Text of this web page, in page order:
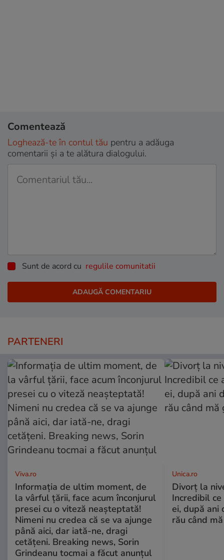
Comentează
Loghează-te în contul tău pentru a adăuga
comentarii și a te alătura dialogului.
Sunt de acord cu regulile comunitatii
PARTENERI
Viva.ro
Informația de ultim moment, de
la vârful țării, face acum înconjurul
presei cu o viteză neașteptată!
Nimeni nu credea că se va ajunge
până aici, dar iată-ne, dragi
cetățeni. Breaking news, Sorin
Grindeanu tocmai a făcut anunțul
Unica.ro
Divorț la
Incredibil
ei, după ani
rău când